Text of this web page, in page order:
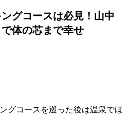
グコースは必見！山中
体の芯まで幸せ
グコースを巡った後は温泉でほ